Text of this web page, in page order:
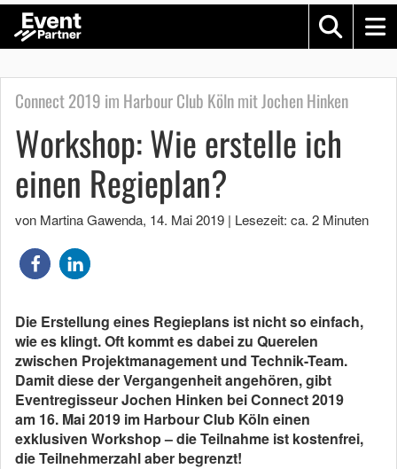
Connect 2019 im Harbour Club Köln mit Jochen Hinken
Workshop: Wie erstelle ich
einen Regieplan?
von Martina Gawenda, 14. Mai 2019 | Lesezeit: ca. 2 Minuten
Die Erstellung eines Regieplans ist nicht so einfach,
wie es klingt. Oft kommt es dabei zu Querelen
zwischen Projektmanagement und Technik-Team.
Damit diese der Vergangenheit angehören, gibt
Eventregisseur Jochen Hinken bei Connect 2019
am 16. Mai 2019 im Harbour Club Köln einen
exklusiven Workshop – die Teilnahme ist kostenfrei,
die Teilnehmerzahl aber begrenzt!